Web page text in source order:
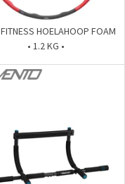
FITNESS HOELAHOOP FOAM
• 1.2 KG •